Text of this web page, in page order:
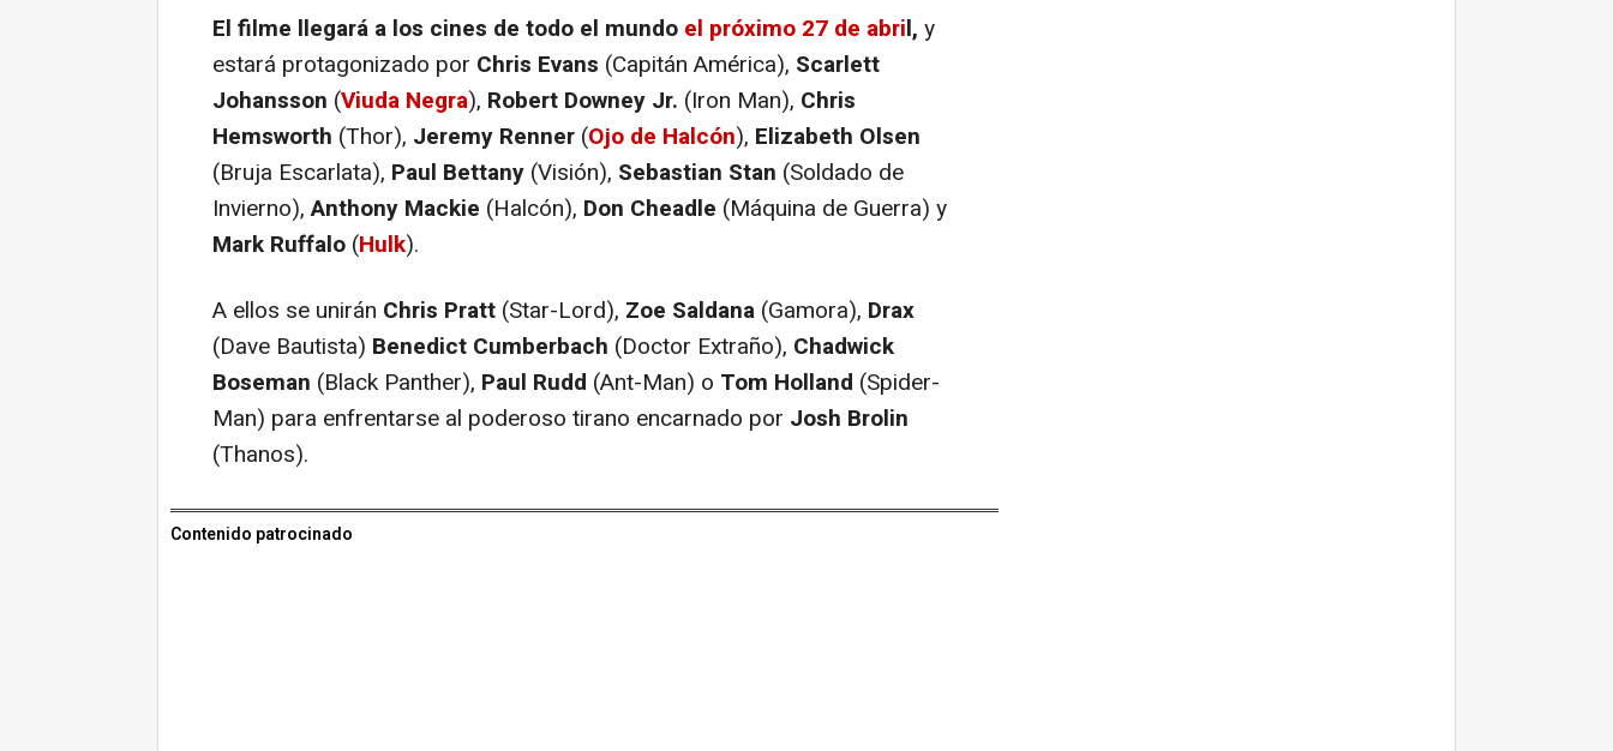
El filme llegará a los cines de todo el mundo el próximo 27 de abril, y
estará protagonizado por Chris Evans (Capitán América), Scarlett
Johansson (Viuda Negra), Robert Downey Jr. (Iron Man), Chris
Hemsworth (Thor), Jeremy Renner (Ojo de Halcón), Elizabeth Olsen
(Bruja Escarlata), Paul Bettany (Visión), Sebastian Stan (Soldado de
Invierno),Anthony Mackie (Halcón), Don Cheadle (Máquina de Guerra) y
Mark Ruffalo (Hulk).
A ellos se unirán Chris Pratt (Star-Lord), Zoe Saldana (Gamora), Drax
(Dave Bautista) Benedict Cumberbach (Doctor Extraño), Chadwick
Boseman (Black Panther), Paul Rudd (Ant-Man) o Tom Holland (Spider-
Man) para enfrentarse al poderoso tirano encarnado por Josh Brolin
(Thanos).
Contenido patrocinado